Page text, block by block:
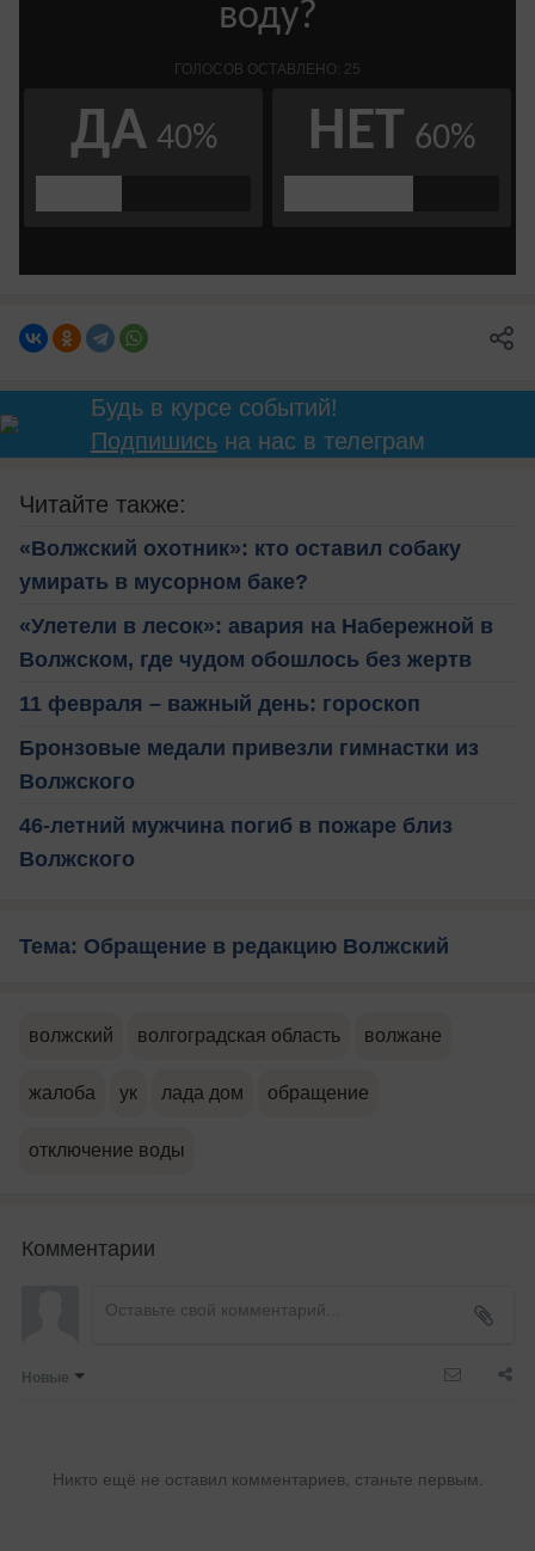
Будь в курсе событий!
Подпишисьна нас в телеграм
Читайте также:
«Волжский охотник»: кто оставил собаку
умирать в мусорном баке?
«Улетели в лесок»: авария на Набережной в
Волжском, где чудом обошлось без жертв
11 февраля – важный день: гороскоп
Бронзовые медали привезли гимнастки из
Волжского
46-летний мужчина погиб в пожаре близ
Волжского
Тема: Обращение в редакцию Волжский
волжский волгоградская область волжане
жалоба ук лада дом обращение
отключение воды
Комментарии
Новые
Никто ещё не оставил комментариев, станьте первым.